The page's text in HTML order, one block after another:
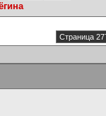
Страница